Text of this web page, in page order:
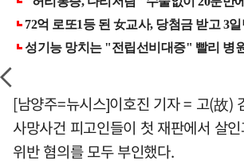
[남양주=뉴시스]이호진 기자 = 고(故)
사망사건 피고인들이 첫 재판에서 살
위반 혐의를 모두 부인했다.